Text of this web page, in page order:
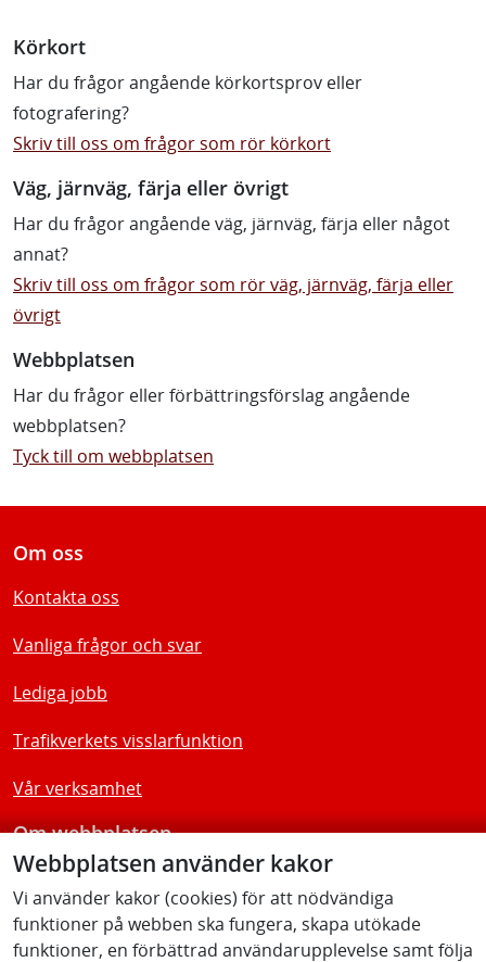
Webbplatsen använder kakor
Vi använder kakor (cookies) för att nödvändiga
funktioner på webben ska fungera, skapa utökade
funktioner, en förbättrad användarupplevelse samt följa
Körkort
Har du frågor angående körkortsprov eller
fotografering?
Skriv till oss om frågor som rör körkort
Väg, järnväg, färja eller övrigt
Har du frågor angående väg, järnväg, färja eller något
annat?
Skriv till oss om frågor som rör väg, järnväg, färja eller
övrigt
Webbplatsen
Har du frågor eller förbättringsförslag angående
webbplatsen?
Tyck till om webbplatsen
Om oss
Kontakta oss
Vanliga frågor och svar
Lediga jobb
Trafikverkets visslarfunktion
Vår verksamhet
Om webbplatsen
Tillgänglighetsredogörelse
Följ oss